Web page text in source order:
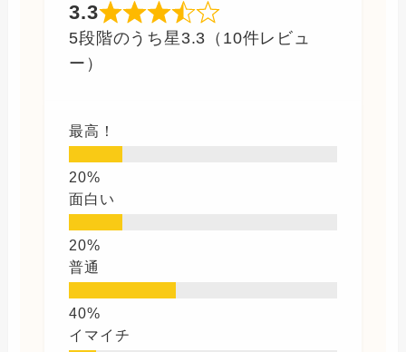
3.3
5段階のうち星3.3（10件レビュ
ー）
最高！
面白い
普通
イマイチ